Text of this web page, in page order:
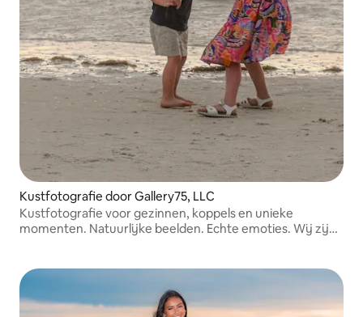
Kustfotografie door Gallery75, LLC
Kustfotografie voor gezinnen, koppels en unieke
momenten. Natuurlijke beelden. Echte emoties. Wij zijn